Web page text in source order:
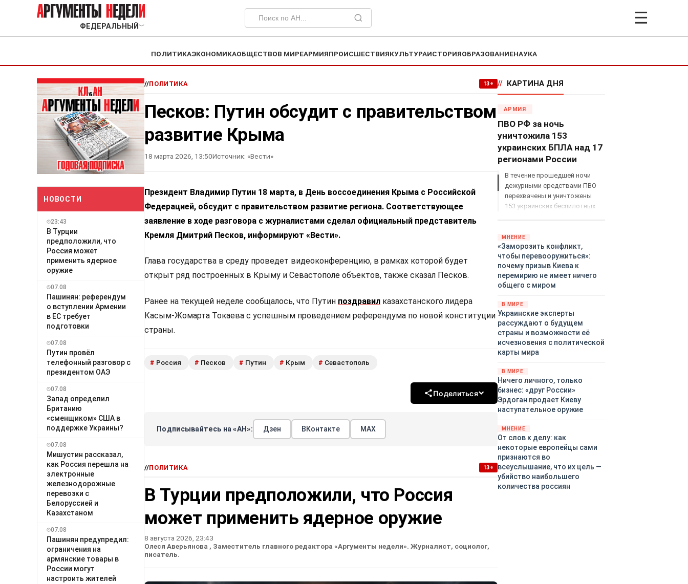
ФЕДЕРАЛЬНЫЙ ﹀ ☰
ПОЛИТИКАЭКОНОМИКАОБЩЕСТВОВ МИРЕАРМИЯПРОИСШЕСТВИЯКУЛЬТУРАИСТОРИЯОБРАЗОВАНИЕНАУКА
НОВОСТИ
23:43
В Турции
предположили, что
Россия может
применить ядерное
оружие
07.08
Пашинян: референдум
о вступлении Армении
в ЕС требует
подготовки
07.08
Путин провёл
телефонный разговор с
президентом ОАЭ
07.08
Запад определил
Британию
«сменщиком» США в
поддержке Украины?
07.08
Мишустин рассказал,
как Россия перешла на
электронные
железнодорожные
перевозки с
Белоруссией и
Казахстаном
07.08
Пашинян предупредил:
ограничения на
армянские товары в
России могут
настроить жителей
//ПОЛИТИКА 13+
Песков: Путин обсудит с правительством
развитие Крыма
18 марта 2026, 13:50Источник: «Вести»
Президент Владимир Путин 18 марта, в День воссоединения Крыма с Российской
Федерацией, обсудит с правительством развитие региона. Соответствующее
заявление в ходе разговора c журналистами сделал официальный представитель
Кремля Дмитрий Песков, информируют «Вести».
Глава государства в среду проведет видеоконференцию, в рамках которой будет
открыт ряд построенных в Крыму и Севастополе объектов, также сказал Песков.
Ранее на текущей неделе сообщалось, что Путин поздравил казахстанского лидера
Касым-Жомарта Токаева с успешным проведением референдума по новой конституции
страны.
# Россия # Песков # Путин # Крым # Севастополь
Поделиться
Подписывайтесь на «АН»: Дзен ВКонтакте МАХ
//ПОЛИТИКА 13+
В Турции предположили, что Россия
может применить ядерное оружие
8 августа 2026, 23:43
Олеся Аверьянова , Заместитель главного редактора «Аргументы недели». Журналист, социолог,
писатель.
// КАРТИНА ДНЯ
АРМИЯ
ПВО РФ за ночь
уничтожила 153
украинских БПЛА над 17
регионами России
В течение прошедшей ночи
дежурными средствами ПВО
перехвачены и уничтожены
153 украинских беспилотных
территориями Белгородской,
Брянской, Владимирской,
Воронежской, Калужской,
Курской, Липецкой,
Орловской, Ростовской,
Рязанской, Самарской,
Тульской областей,
Московского региона,
Республики Крым, Республики
Татарстан, Краснодарского
края и над акваториями
МНЕНИЕ
«Заморозить конфликт,
чтобы перевооружиться»:
почему призыв Киева к
перемирию не имеет ничего
общего с миром
В МИРЕ
Украинские эксперты
рассуждают о будущем
страны и возможности её
исчезновения с политической
карты мира
В МИРЕ
Ничего личного, только
бизнес: «друг России»
Эрдоган продает Киеву
наступательное оружие
МНЕНИЕ
От слов к делу: как
некоторые европейцы сами
признаются во
всеуслышание, что их цель —
убийство наибольшего
количества россиян